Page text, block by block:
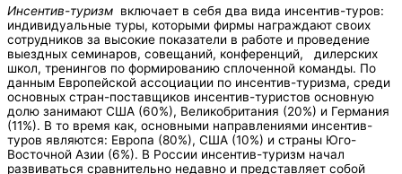
Инсентив-туризм включает в себя два вида инсентив-туров:
индивидуальные туры, которыми фирмы награждают своих
сотрудников за высокие показатели в работе и проведение
выездных семинаров, совещаний, конференций, дилерских
школ, тренингов по формированию сплоченной команды. По
данным Европейской ассоциации по инсентив-туризма, среди
основных стран-поставщиков инсентив-туристов основную
долю занимают США (60%), Великобритания (20%) и Германия
(11%). В то время как, основными направлениями инсентив-
туров являются: Европа (80%), США (10%) и страны Юго-
Восточной Азии (6%). В России инсентив-туризм начал
развиваться сравнительно недавно и представляет собой